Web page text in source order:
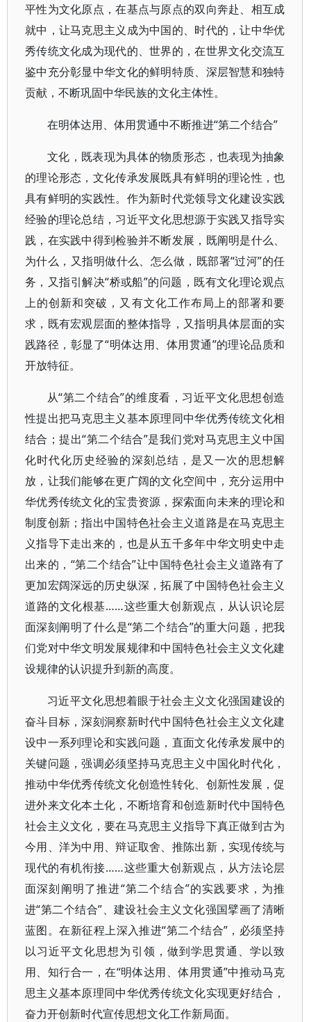
平性为文化原点，在基点与原点的双向奔赴、相互成
就中，让马克思主义成为中国的、时代的，让中华优
秀传统文化成为现代的、世界的，在世界文化交流互
鉴中充分彰显中华文化的鲜明特质、深层智慧和独特
贡献，不断巩固中华民族的文化主体性。
在明体达用、体用贯通中不断推进“第二个结合”
文化，既表现为具体的物质形态，也表现为抽象
的理论形态，文化传承发展既具有鲜明的理论性，也
具有鲜明的实践性。作为新时代党领导文化建设实践
经验的理论总结，习近平文化思想源于实践又指导实
践，在实践中得到检验并不断发展，既阐明是什么、
为什么，又指明做什么、怎么做，既部署“过河”的任
务，又指引解决“桥或船”的问题，既有文化理论观点
上的创新和突破，又有文化工作布局上的部署和要
求，既有宏观层面的整体指导，又指明具体层面的实
践路径，彰显了“明体达用、体用贯通”的理论品质和
开放特征。
从“第二个结合”的维度看，习近平文化思想创造
性提出把马克思主义基本原理同中华优秀传统文化相
结合；提出“第二个结合”是我们党对马克思主义中国
化时代化历史经验的深刻总结，是又一次的思想解
放，让我们能够在更广阔的文化空间中，充分运用中
华优秀传统文化的宝贵资源，探索面向未来的理论和
制度创新；指出中国特色社会主义道路是在马克思主
义指导下走出来的，也是从五千多年中华文明史中走
出来的，“第二个结合”让中国特色社会主义道路有了
更加宏阔深远的历史纵深，拓展了中国特色社会主义
道路的文化根基……这些重大创新观点，从认识论层
面深刻阐明了什么是“第二个结合”的重大问题，把我
们党对中华文明发展规律和中国特色社会主义文化建
设规律的认识提升到新的高度。
习近平文化思想着眼于社会主义文化强国建设的
奋斗目标，深刻洞察新时代中国特色社会主义文化建
设中一系列理论和实践问题，直面文化传承发展中的
关键问题，强调必须坚持马克思主义中国化时代化，
推动中华优秀传统文化创造性转化、创新性发展，促
进外来文化本土化，不断培育和创造新时代中国特色
社会主义文化，要在马克思主义指导下真正做到古为
今用、洋为中用、辩证取舍、推陈出新，实现传统与
现代的有机衔接……这些重大创新观点，从方法论层
面深刻阐明了推进“第二个结合”的实践要求，为推
进“第二个结合”、建设社会主义文化强国擘画了清晰
蓝图。在新征程上深入推进“第二个结合”，必须坚持
以习近平文化思想为引领，做到学思贯通、学以致
用、知行合一，在“明体达用、体用贯通”中推动马克
思主义基本原理同中华优秀传统文化实现更好结合，
奋力开创新时代宣传思想文化工作新局面。